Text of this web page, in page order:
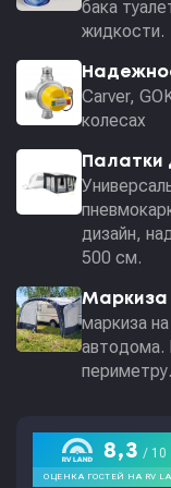
бака
жидкости.
Carver,
колесах
Палатки
дизайн,
500 см.
Маркиза
маркиза
автодома.